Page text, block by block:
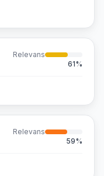
Relevans
61%
Relevans
59%